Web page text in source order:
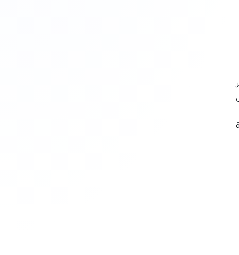
بينما يتنبأ البعض بثقة بنهاية العمل ويتوقع آخرون وظائف جديدة وأفضل، فإن أدوات جمع البيانات الحالية غير